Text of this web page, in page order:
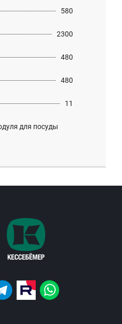
580
2300
480
480
11
для посуды